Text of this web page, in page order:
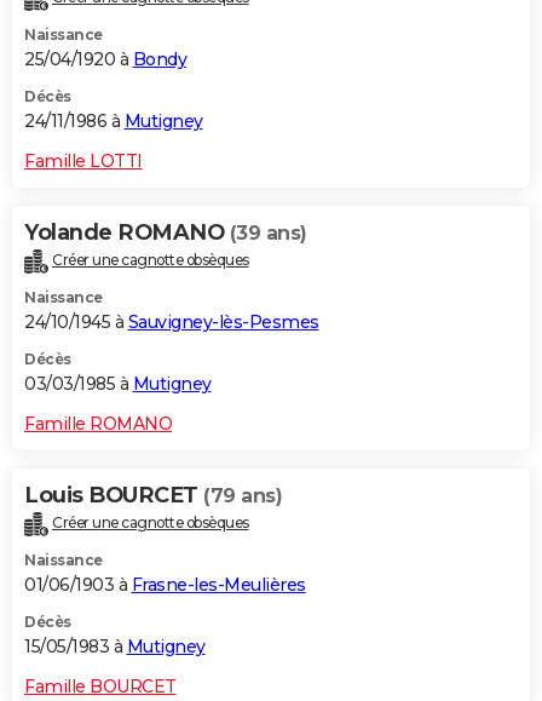
Naissance
25/04/1920 à Bondy
Décès
24/11/1986 à Mutigney
Famille LOTTI
Yolande ROMANO (39 ans)
Créer une cagnotte obsèques
Naissance
24/10/1945 à Sauvigney-lès-Pesmes
Décès
03/03/1985 à Mutigney
Famille ROMANO
Louis BOURCET (79 ans)
Créer une cagnotte obsèques
Naissance
01/06/1903 à Frasne-les-Meulières
Décès
15/05/1983 à Mutigney
Famille BOURCET